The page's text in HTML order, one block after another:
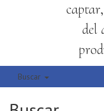
del
Buscar